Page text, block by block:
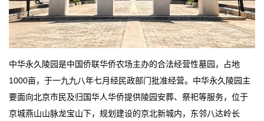
中华永久陵园是中国侨联华侨农场主办的合法经营性墓园，占地
1000亩，于一九九八年七月经民政部门批准经营。中华永久陵园主
要面向北京市民及归国华人华侨提供陵园安葬、祭祀等服务，位于
京城燕山山脉龙宝山下，规划建设的京北新城内，东邻八达岭长